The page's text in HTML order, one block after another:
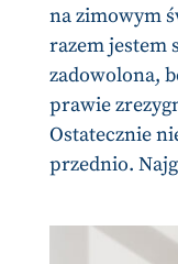
na zimowym
razem jestem
zadowolona,
prawie
Ostatecznie
przednio.